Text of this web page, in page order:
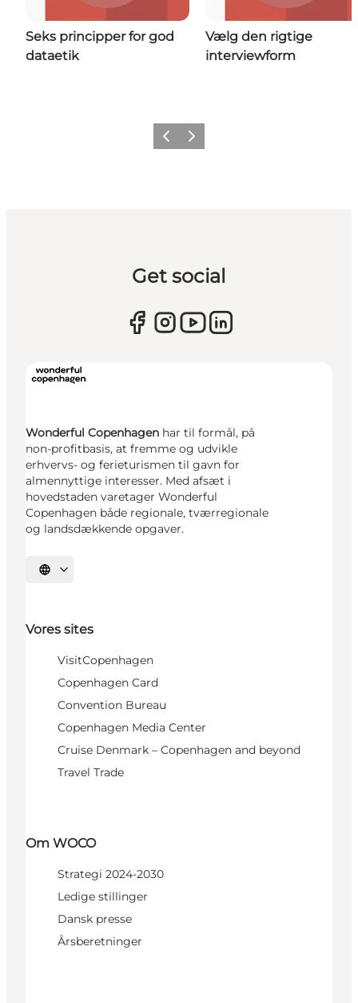
Seks principper for god
dataetik
Vælg den rigtige
interviewform
ForrigeNæste
Get social
Wonderful Copenhagen har til formål, på
non-profitbasis, at fremme og udvikle
erhvervs- og ferieturismen til gavn for
almennyttige interesser. Med afsæt i
hovedstaden varetager Wonderful
Copenhagen både regionale, tværregionale
og landsdækkende opgaver.
Vælg sprog
Vores sites
VisitCopenhagen
Copenhagen Card
Convention Bureau
Copenhagen Media Center
Cruise Denmark – Copenhagen and beyond
Travel Trade
Om WOCO
Strategi 2024-2030
Ledige stillinger
Dansk presse
Årsberetninger